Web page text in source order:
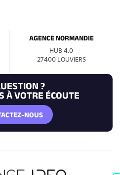
AGENCE NORMANDIE
HUB 4.0
27400 LOUVIERS
?
À VOTRE ÉCOUTE
NOUS